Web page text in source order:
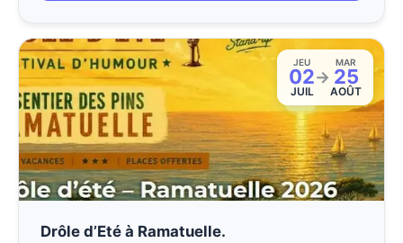
JEU
02
JUIL
→
MAR
25
AOÛT
Drôle d’Eté à Ramatuelle.